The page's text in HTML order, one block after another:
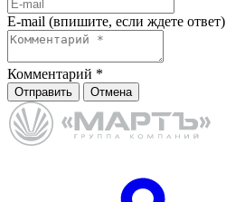
E-mail (впишите, если ждете ответ)
Комментарий *
Отправить Отмена